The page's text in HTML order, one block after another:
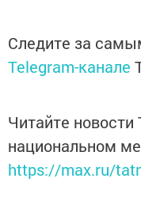
Следите за
Telegram-канале
Читайте новости
национальном
https://max.ru/